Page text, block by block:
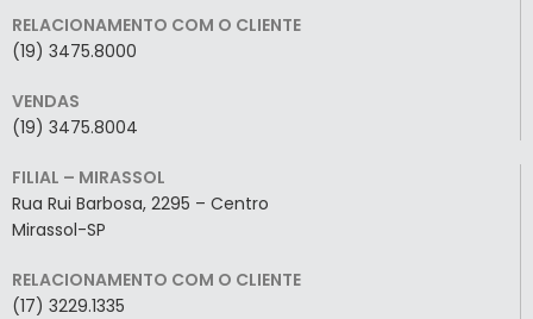
RELACIONAMENTO COM O CLIENTE
(19) 3475.8000
VENDAS
(19) 3475.8004
FILIAL – MIRASSOL
Rua Rui Barbosa, 2295 – Centro
Mirassol-SP
RELACIONAMENTO COM O CLIENTE
(17) 3229.1335